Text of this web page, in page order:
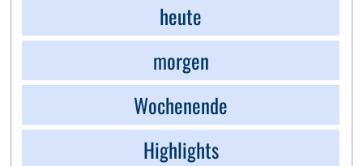
heute
morgen
Wochenende
Highlights